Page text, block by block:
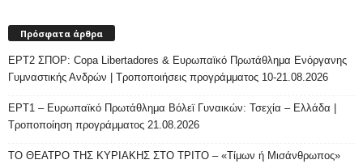
Πρόσφατα άρθρα
ΕΡΤ2 ΣΠΟΡ: Copa Libertadores & Ευρωπαϊκό Πρωτάθλημα Ενόργανης
Γυμναστικής Ανδρών | Τροποποιήσεις προγράμματος 10-21.08.2026
ΕΡΤ1 – Ευρωπαϊκό Πρωτάθλημα Βόλεϊ Γυναικών: Τσεχία – Ελλάδα |
Τροποποίηση προγράμματος 21.08.2026
ΤΟ ΘΕΑΤΡΟ ΤΗΣ ΚΥΡΙΑΚΗΣ ΣΤΟ ΤΡΙΤΟ – «Τίμων ή Μισάνθρωπος»